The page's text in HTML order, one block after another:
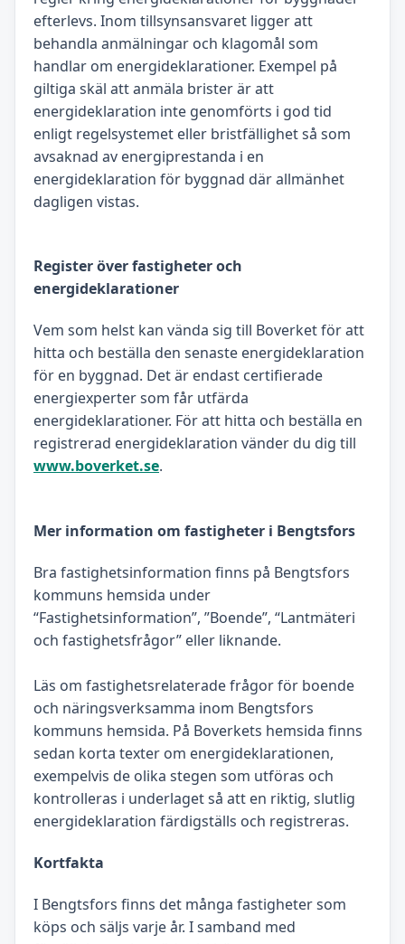
efterlevs. Inom tillsynsansvaret ligger att
behandla anmälningar och klagomål som
handlar om energideklarationer. Exempel på
giltiga skäl att anmäla brister är att
energideklaration inte genomförts i god tid
enligt regelsystemet eller bristfällighet så som
avsaknad av energiprestanda i en
energideklaration för byggnad där allmänhet
dagligen vistas.
Register över fastigheter och
energideklarationer
Vem som helst kan vända sig till Boverket för att
hitta och beställa den senaste energideklaration
för en byggnad. Det är endast certifierade
energiexperter som får utfärda
energideklarationer. För att hitta och beställa en
registrerad energideklaration vänder du dig till
www.boverket.se.
Mer information om fastigheter i Bengtsfors
Bra fastighetsinformation finns på Bengtsfors
kommuns hemsida under
“Fastighetsinformation”, ”Boende”, “Lantmäteri
och fastighetsfrågor” eller liknande.
Läs om fastighetsrelaterade frågor för boende
och näringsverksamma inom Bengtsfors
kommuns hemsida. På Boverkets hemsida finns
sedan korta texter om energideklarationen,
exempelvis de olika stegen som utföras och
kontrolleras i underlaget så att en riktig, slutlig
energideklaration färdigställs och registreras.
Kortfakta
I Bengtsfors finns det många fastigheter som
köps och säljs varje år. I samband med